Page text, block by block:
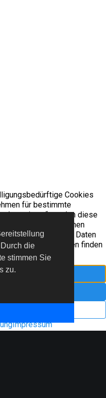
die
stimmen Sie
zu.
Datenschutzerklärung